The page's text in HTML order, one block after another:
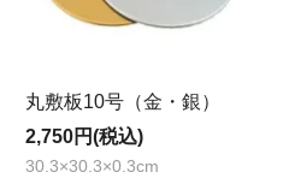
丸敷板10号（金・銀）
2,750円(税込)
30.3×30.3×0.3cm